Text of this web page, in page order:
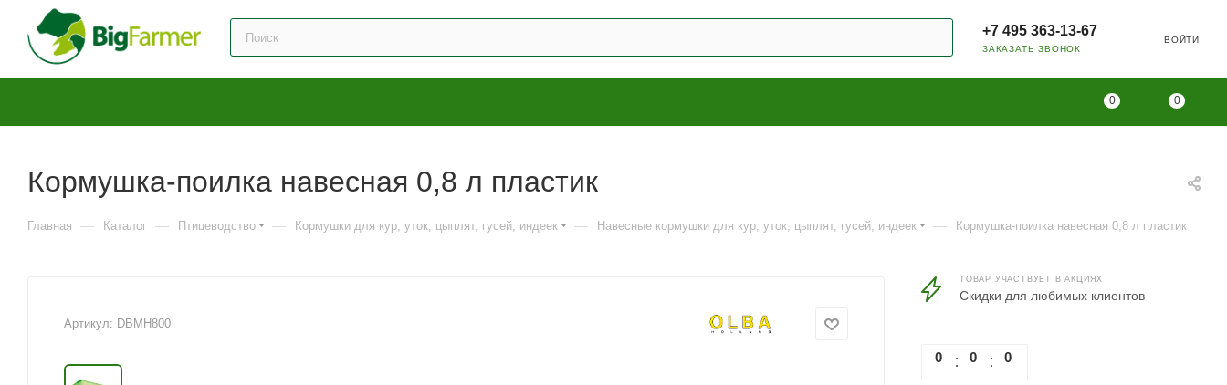
+7 495 363-13-67
ЗАКАЗАТЬ ЗВОНОК
ВОЙТИ
0 0
Кормушка-поилка навесная 0,8 л пластик
Главная — Каталог — Птицеводство — Кормушки для кур, уток, цыплят, гусей, индеек — Навесные кормушки для кур, уток, цыплят, гусей, индеек — Кормушка-поилка навесная 0,8 л пластик
Артикул: DBMH800
ТОВАР УЧАСТВУЕТ В АКЦИЯХ
Скидки для любимых клиентов
0 0 0